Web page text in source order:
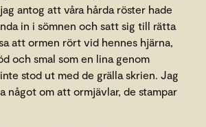
antog att våra hårda röster hade
in i sömnen och satt sig till rätta
att ormen rört vid hennes hjärna,
och smal som en lina genom
stod ut med de grälla skrien. Jag
något om att ormjävlar, de stampar